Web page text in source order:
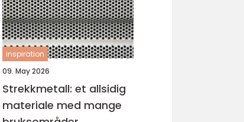
inspiration
09. May 2026
Strekkmetall: et allsidig
materiale med mange